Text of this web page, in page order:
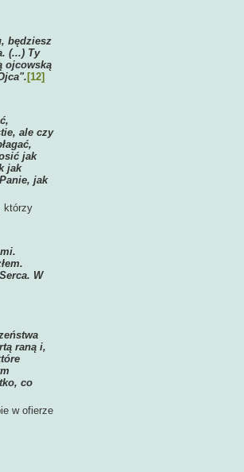
będziesz
(...) Ty
ojcowską
[12]
ale czy
jak
jak
jak
którzy
W
raną i,
co
w ofierze